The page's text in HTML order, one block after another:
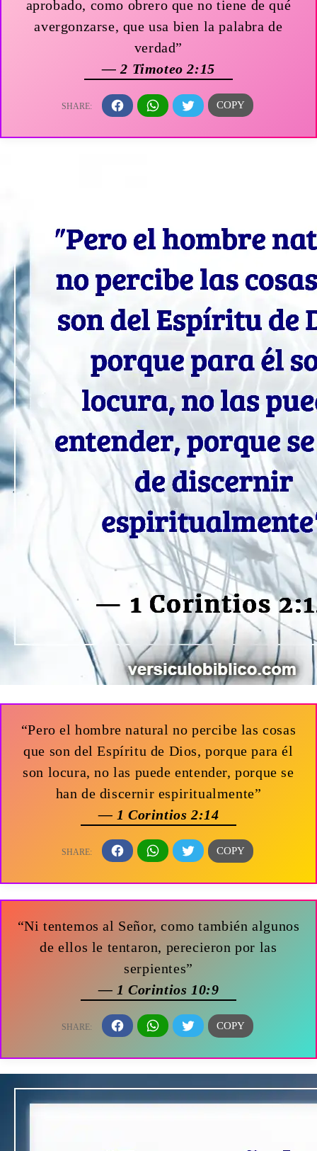
aprobado, como obrero que no tiene de qué
avergonzarse, que usa bien la palabra de
verdad”
— 2 Timoteo 2:15
“Pero el hombre natural no percibe las cosas
que son del Espíritu de Dios, porque para él
son locura, no las puede entender, porque se
han de discernir espiritualmente”
— 1 Corintios 2:14
“Ni tentemos al Señor, como también algunos
de ellos le tentaron, perecieron por las
serpientes”
— 1 Corintios 10:9